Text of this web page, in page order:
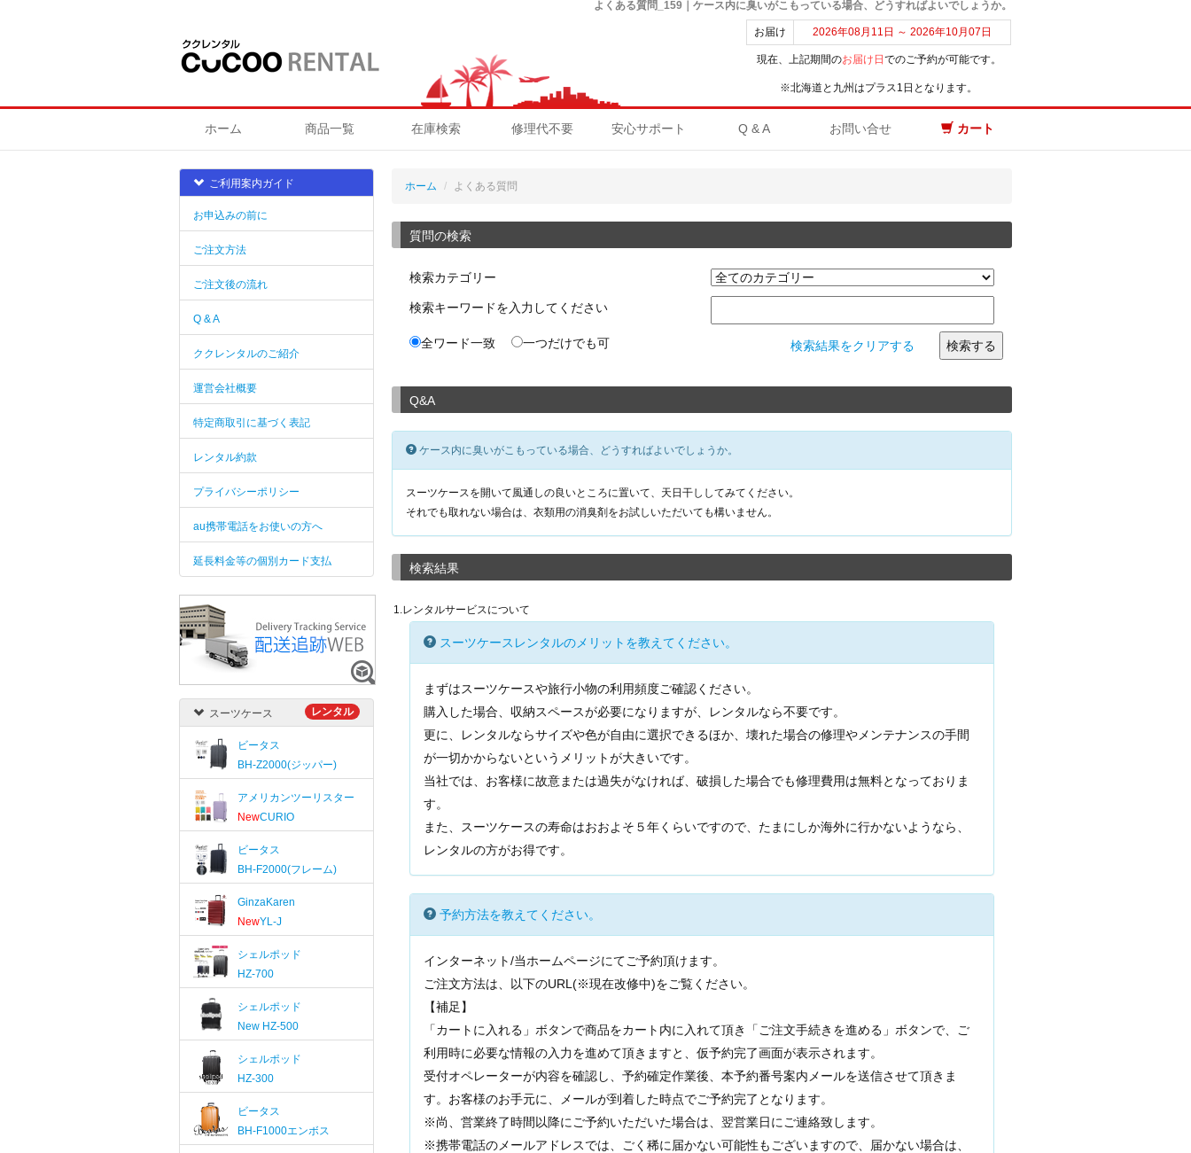
よくある質問_159｜ケース内に臭いがこもっている場合、どうすればよいでしょうか。
お届け 2026年08月11日 ～ 2026年10月07日
現在、上記期間のお届け日 でのご予約が可能です。
※北海道と九州はプラス1日となります。
ホーム 商品一覧 在庫検索 修理代不要 安心サポート Q & A お問い合せ カート
ホーム よくある質問
質問の検索
検索カテゴリー
検索キーワードを入力してください
全ワード一致 一つだけでも可 検索結果をクリアする
Q&A
ケース内に臭いがこもっている場合、どうすればよいでしょうか。
スーツケースを開いて風通しの良いところに置いて、天日干ししてみてください。
それでも取れない場合は、衣類用の消臭剤をお試しいただいても構いません。
検索結果
1.レンタルサービスについて
スーツケースレンタルのメリットを教えてください。
まずはスーツケースや旅行小物の利用頻度ご確認ください。
購入した場合、収納スペースが必要になりますが、レンタルなら不要です。
更に、レンタルならサイズや色が自由に選択できるほか、壊れた場合の修理やメンテナンスの手間
が一切かからないというメリットが大きいです。
当社では、お客様に故意または過失がなければ、破損した場合でも修理費用は無料となっておりま
す。
また、スーツケースの寿命はおおよそ５年くらいですので、たまにしか海外に行かないようなら、
レンタルの方がお得です。
予約方法を教えてください。
インターネット/当ホームページにてご予約頂けます。
ご注文方法は、以下のURL(※現在改修中)をご覧ください。
【補足】
「カートに入れる」ボタンで商品をカート内に入れて頂き「ご注文手続きを進める」ボタンで、ご
利用時に必要な情報の入力を進めて頂きますと、仮予約完了画面が表示されます。
受付オペレーターが内容を確認し、予約確定作業後、本予約番号案内メールを送信させて頂きま
す。お客様のお手元に、メールが到着した時点でご予約完了となります。
※尚、営業終了時間以降にご予約いただいた場合は、翌営業日にご連絡致します。
※携帯電話のメールアドレスでは、ごく稀に届かない可能性もございますので、届かない場合は、
ご利用案内ガイド
お申込みの前に
ご注文方法
ご注文後の流れ
Q & A
ククレンタルのご紹介
運営会社概要
特定商取引に基づく表記
レンタル約款
プライバシーポリシー
au携帯電話をお使いの方へ
延長料金等の個別カード支払
スーツケース レンタル
ビータス
BH-Z2000(ジッパー)
アメリカンツーリスター
NewCURIO
ビータス
BH-F2000(フレーム)
GinzaKaren
NewYL-J
シェルポッド
HZ-700
シェルポッド
New HZ-500
シェルポッド
HZ-300
ビータス
BH-F1000エンボス